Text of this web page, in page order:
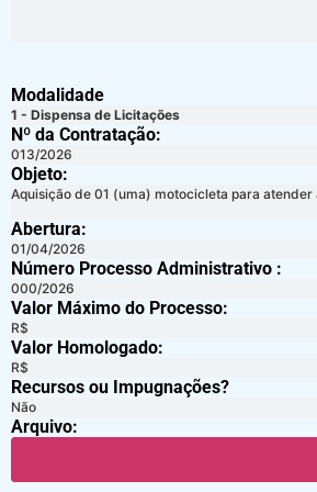
Modalidade
1 - Dispensa de Licitações
Nº da Contratação:
013/2026
Objeto:
Aquisição de 01 (uma) motocicleta para
Abertura:
01/04/2026
Número Processo Administrativo :
000/2026
Valor Máximo do Processo: ​
R$
Valor Homologado: ​
R$
Recursos ou Impugnações? ​
Não
Arquivo: